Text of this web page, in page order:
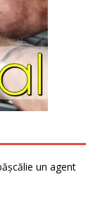
un agent